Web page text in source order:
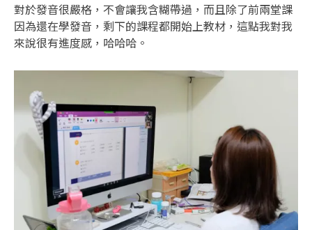
對於發音很嚴格，不會讓我含糊帶過，而且除了前兩堂課
因為還在學發音，剩下的課程都開始上教材，這點我對我
來說很有進度感，哈哈哈。